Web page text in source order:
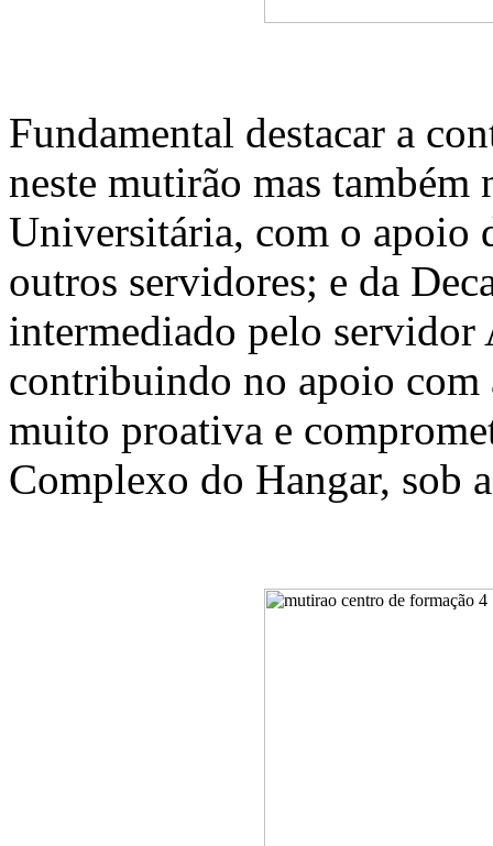
Fundamental destacar a
neste mutirão mas também
Universitária, com o apoio
outros servidores; e da
intermediado pelo servidor
contribuindo no apoio com
muito proativa e
Complexo do Hangar, sob